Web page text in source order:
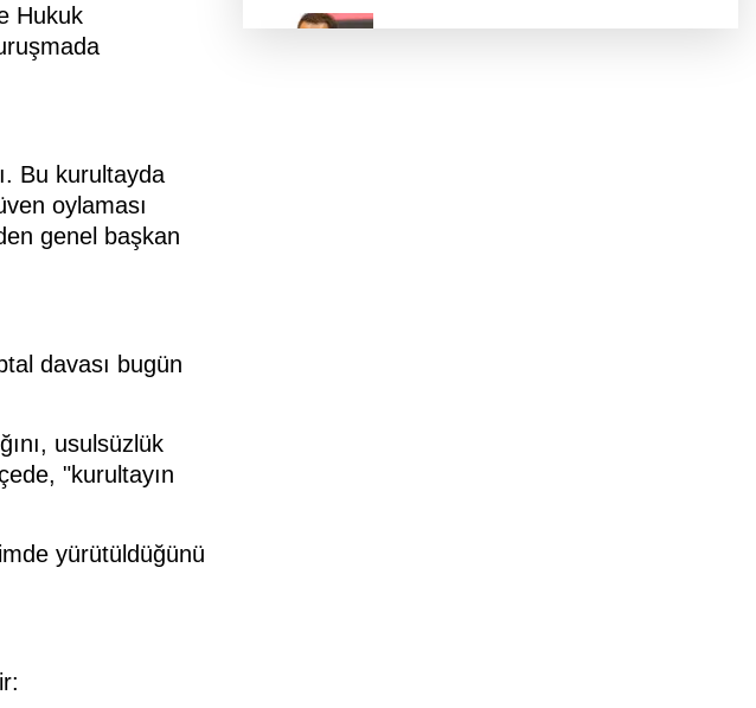
Hukuk
Bu kurultayda
oylaması
genel başkan
davası bugün
usulsüzlük
"kurultayın
yürütüldüğünü